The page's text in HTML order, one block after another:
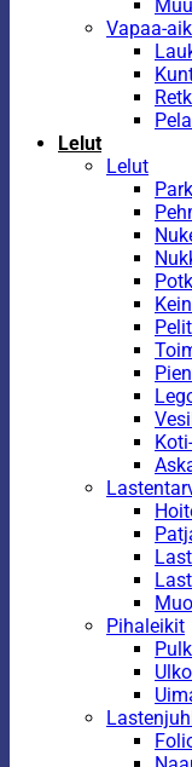
Vapaa-
Lelut
Lelut
Pihaleikit